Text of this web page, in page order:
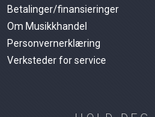
Betalinger/finansieringer
Om Musikkhandel
Personvernerklæring
Verksteder for service